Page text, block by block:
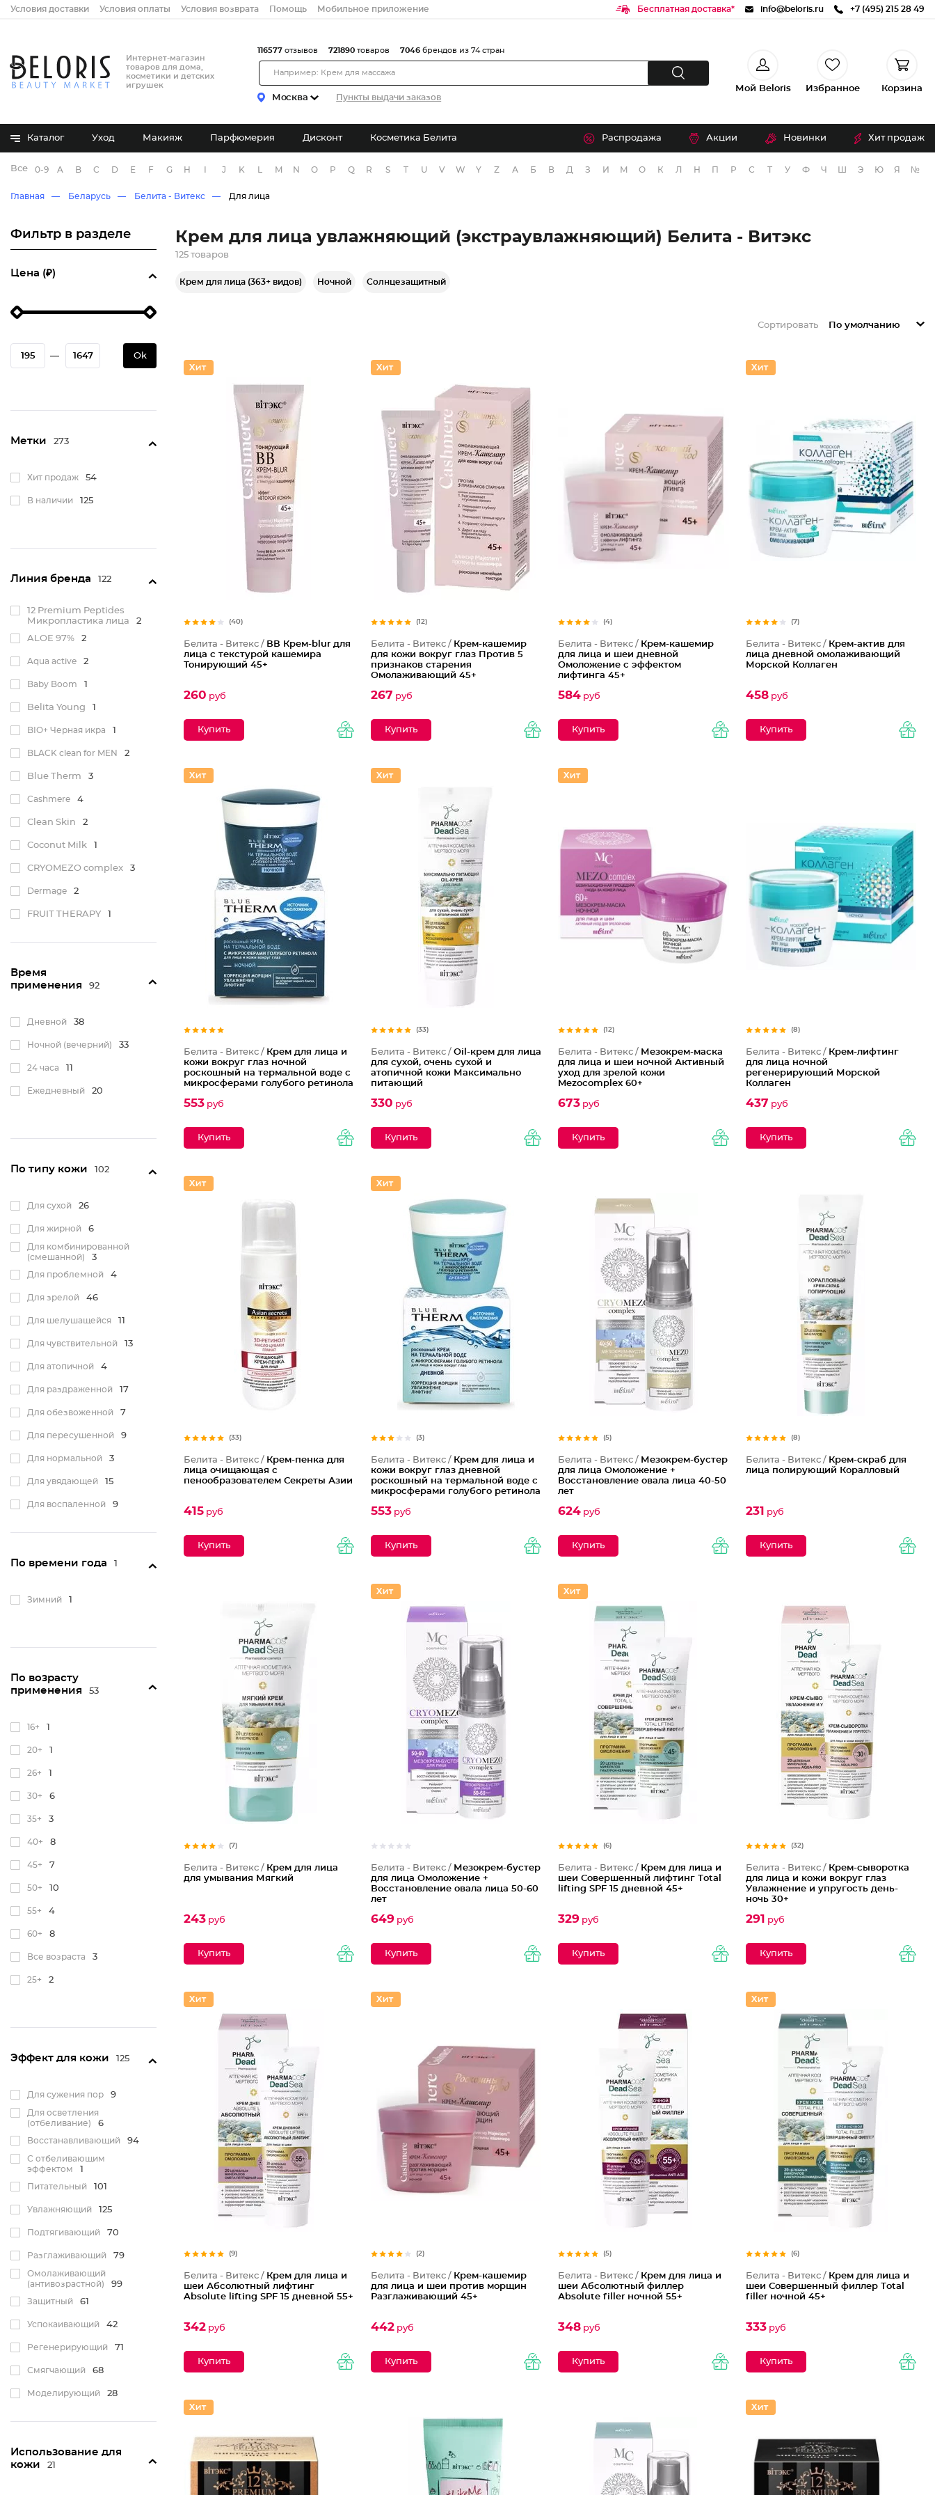
Условия доставки Условия оплаты Условия возврата Помощь Мобильное приложение Бесплатная доставка* info@beloris.ru +7 (495) 215 28 49
Интернет-магазин
товаров для дома,
косметики и детских
игрушек
Москва Пункты выдачи заказов
116577 отзывов 721890 товаров 7046 брендов из 74 стран
Мой Beloris Избранное Корзина
Каталог Уход Макияж Парфюмерия Дисконт Косметика Белита Распродажа Акции Новинки Хит продаж
Все бренды
0-9 A B C D E F G H J K M N O P Q R S T U V W Y Z А Б В Д З И М О К Л Н П Р С Т У Ф Ч Э Ю Я №
Главная Беларусь Белита - Витекс Для лица
Фильтр в разделе
Цена (₽)
— Ok
Метки 273
Хит продаж 54
В наличии 125
Линия бренда 122
12 Premium Peptides
Микропластика лица
2
ALOE 97%
2
Aqua active 2
Baby Boom 1
Belita Young 1
BIO+ Черная икра 1
BLACK clean for MEN 2
Blue Therm 3
Cashmere 4
Clean Skin 2
Coconut Milk 1
CRYOMEZO complex 3
Dermage 2
FRUIT THERAPY 1
кожи
2
Lift Intense 2
LikeMe Красивая
Natural milk 2
Время
применения
92
Дневной 38
Ночной (вечерний) 33
24 часа 11
Ежедневный 20
По типу кожи 102
Для сухой 26
Для жирной 6
Для комбинированной
(смешанной)
3
Для проблемной 4
Для зрелой 46
Для шелушащейся 11
Для чувствительной 13
Для атопичной 4
Для раздраженной 17
Для обезвоженной 7
Для пересушенной 9
Для нормальной 3
Для увядающей 15
Для воспаленной 9
Для поврежденной
По времени года 1
Зимний 1
По возрасту
применения
53
16+ 1
20+ 1
26+ 1
30+ 6
35+ 3
40+ 8
45+ 7
50+ 10
55+ 4
60+ 8
Все возраста 3
25+ 2
Эффект для кожи 125
Для сужения пор 9
Для осветления
(отбеливание)
6
Восстанавливающий 94
С отбеливающим
эффектом
1
Питательный 101
Увлажняющий 125
Подтягивающий 70
Разглаживающий 79
Омолаживающий
(антивозрастной)
99
Защитный 61
Успокаивающий 42
Регенерирующий 71
Смягчающий 68
Моделирующий 28
С эффектом ботокса
Использование для
кожи
21
Крем для лица увлажняющий (экстраувлажняющий) Белита - Витэкс
125 товаров
Крем для лица (363+ видов) Ночной Солнцезащитный
Сортировать По умолчанию
(40)
Белита - Витекс / ВВ Крем-blur для
лица с текстурой кашемира
Тонирующий 45+
260 руб
(12)
Белита - Витекс / Крем-кашемир
для кожи вокруг глаз Против 5
признаков старения
Омолаживающий 45+
267 руб
(4)
Белита - Витекс / Крем-кашемир
для лица и шеи дневной
Омоложение с эффектом
лифтинга 45+
584 руб
(7)
Белита - Витекс / Крем-актив для
лица дневной омолаживающий
Морской Коллаген
458руб
Белита - Витекс / Крем для лица и
кожи вокруг глаз ночной
роскошный на термальной воде с
микросферами голубого ретинола
553руб
(33)
Белита - Витекс / Oil-крем для лица
для сухой, очень сухой и
атопичной кожи Максимально
питающий
330 руб
(12)
Белита - Витекс / Мезокрем-маска
для лица и шеи ночной Активный
уход для зрелой кожи
Mezocomplex 60+
673 руб
(8)
Белита - Витекс / Крем-лифтинг
для лица ночной
регенерирующий Морской
Коллаген
437 руб
(33)
Белита - Витекс / Крем-пенка для
лица очищающая с
пенообразователем Секреты Азии
415руб
(3)
Белита - Витекс / Крем для лица и
кожи вокруг глаз дневной
роскошный на термальной воде с
микросферами голубого ретинола
553руб
(5)
Белита - Витекс / Мезокрем-бустер
для лица Омоложение +
Восстановление овала лица 40-50
лет
624 руб
(8)
Белита - Витекс / Крем-скраб для
лица полирующий Коралловый
231 руб
(7)
Белита - Витекс / Крем для лица
для умывания Мягкий
243руб
Белита - Витекс / Мезокрем-бустер
для лица Омоложение +
Восстановление овала лица 50-60
лет
649руб
(6)
Белита - Витекс / Крем для лица и
шеи Совершенный лифтинг Тotal
lifting SPF 15 дневной 45+
329 руб
(32)
Белита - Витекс / Крем-сыворотка
для лица и кожи вокруг глаз
Увлажнение и упругость день-
ночь 30+
291 руб
(9)
Белита - Витекс / Крем для лица и
шеи Абсолютный лифтинг
Absolute lifting SPF 15 дневной 55+
342руб
(2)
Белита - Витекс / Крем-кашемир
для лица и шеи против морщин
Разглаживающий 45+
442руб
(5)
Белита - Витекс / Крем для лица и
шеи Абсолютный филлер
Аbsolute filler ночной 55+
348 руб
(6)
Белита - Витекс / Крем для лица и
шеи Совершенный филлер Тotal
filler ночной 45+
333руб